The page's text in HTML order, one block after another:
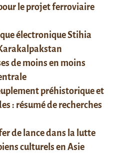
le projet ferroviaire
électronique Stihia
de moins en moins
préhistorique et
: résumé de recherches
de lance dans la lutte
culturels en Asie